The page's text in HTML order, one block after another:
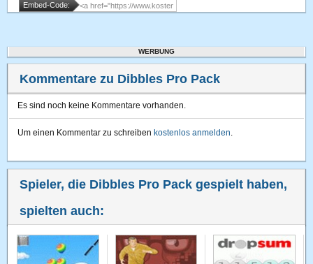
Embed-Code:
WERBUNG
Kommentare zu Dibbles Pro Pack
Es sind noch keine Kommentare vorhanden.
Um einen Kommentar zu schreiben kostenlos anmelden.
Spieler, die Dibbles Pro Pack gespielt haben,
spielten auch: